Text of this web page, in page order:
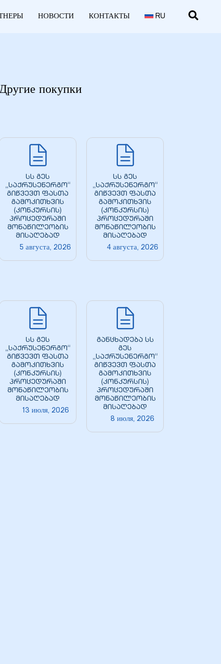
НОВОСТИ КОНТАКТЫ RU
покупки
სს გეს
„საქრუსენერგო“
გიწვევთ ფასთა
გამოკითხვის
(კონკურსის)
პროცედურაში
მონაწილეობის
მისაღებად
5 августа, 2026
სს გეს
„საქრუსენერგო“
გიწვევთ ფასთა
გამოკითხვის
(კონკურსის)
პროცედურაში
მონაწილეობის
მისაღებად
4 августа, 2026
სს გეს
„საქრუსენერგო“
გიწვევთ ფასთა
გამოკითხვის
(კონკურსის)
პროცედურაში
მონაწილეობის
მისაღებად
13 июля, 2026
განცხადება სს
გეს
„საქრუსენერგო“
გიწვევთ ფასთა
გამოკითხვის
(კონკურსის)
პროცედურაში
მონაწილეობის
მისაღებად
8 июля, 2026